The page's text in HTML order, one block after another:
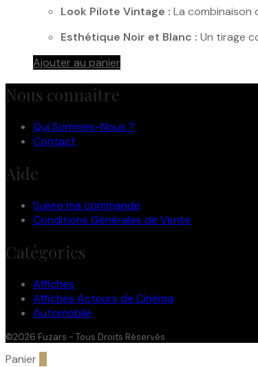
Look Pilote Vintage : La
Esthétique Noir et Blanc : Un tirage
Ajouter au panier
Nous connaître
Qui Sommes-Nous ?
Contact
Aide
Suivre ma commande
Conditions Générales de Vente
Catégories
Affiches
Affiches Acteurs de Cinéma
Automobile
©2026 Fuzars - Tous Droits Réservés
Panier